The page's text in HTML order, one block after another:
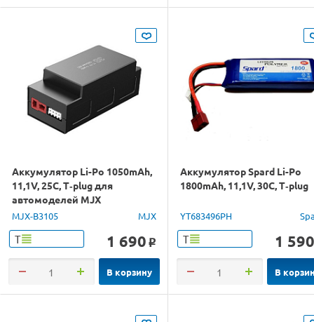
Аккумулятор Li-Po 1050mAh,
11,1V, 25C, T‐plug для
автомоделей MJX
16108/16207
MJX-B3105 MJX
Т 1 690 o
В корзину
Аккумулятор Spard Li-Po
1800mAh, 11,1V, 30C, T‐plug
YT683496PH
Т 1 590
В